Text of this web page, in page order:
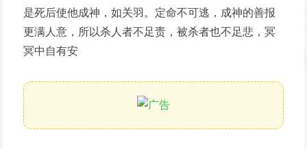
是死后使他成神，如关羽。定命不可逃，成神的善报
更满人意，所以杀人者不足责，被杀者也不足悲，冥
冥中自有安